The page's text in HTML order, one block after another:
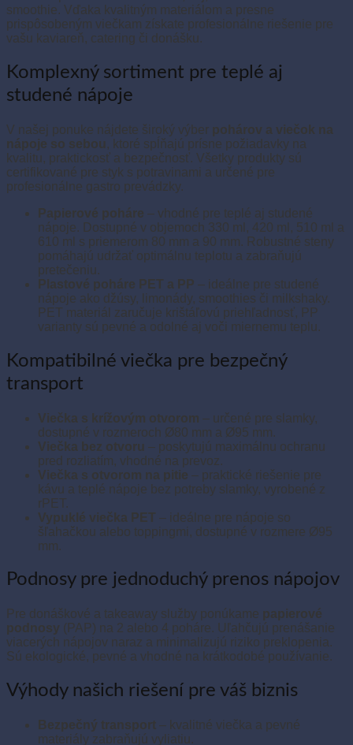
smoothie. Vďaka kvalitným materiálom a presne
prispôsobeným viečkam získate profesionálne riešenie pre
vašu kaviareň, catering či donášku.
Komplexný sortiment pre teplé aj
studené nápoje
V našej ponuke nájdete široký výber pohárov a viečok na
nápoje so sebou , ktoré spĺňajú prísne požiadavky na
kvalitu, praktickosť a bezpečnosť. Všetky produkty sú
certifikované pre styk s potravinami a určené pre
profesionálne gastro prevádzky.
Papierové poháre – vhodné pre teplé aj studené
nápoje. Dostupné v objemoch 330 ml, 420 ml, 510 ml a
610 ml s priemerom 80 mm a 90 mm. Robustné steny
pomáhajú udržať optimálnu teplotu a zabraňujú
pretečeniu.
Plastové poháre PET a PP – ideálne pre studené
nápoje ako džúsy, limonády, smoothies či milkshaky.
PET materiál zaručuje krištáľovú priehľadnosť, PP
varianty sú pevné a odolné aj voči miernemu teplu.
Kompatibilné viečka pre bezpečný
transport
Viečka s krížovým otvorom – určené pre slamky,
dostupné v rozmeroch Ø80 mm a Ø95 mm.
Viečka bez otvoru – poskytujú maximálnu ochranu
pred rozliatím, vhodné na prevoz.
Viečka s otvorom na pitie – praktické riešenie pre
kávu a teplé nápoje bez potreby slamky, vyrobené z
rPET.
Vypuklé viečka PET – ideálne pre nápoje so
šľahačkou alebo toppingmi, dostupné v rozmere Ø95
mm.
Podnosy pre jednoduchý prenos nápojov
Pre donáškové a takeaway služby ponúkame papierové
podnosy (PAP) na 2 alebo 4 poháre. Uľahčujú prenášanie
viacerých nápojov naraz a minimalizujú riziko preklopenia.
Sú ekologické, pevné a vhodné na krátkodobé používanie.
Výhody našich riešení pre váš biznis
Bezpečný transport – kvalitné viečka a pevné
materiály zabraňujú vyliatiu.